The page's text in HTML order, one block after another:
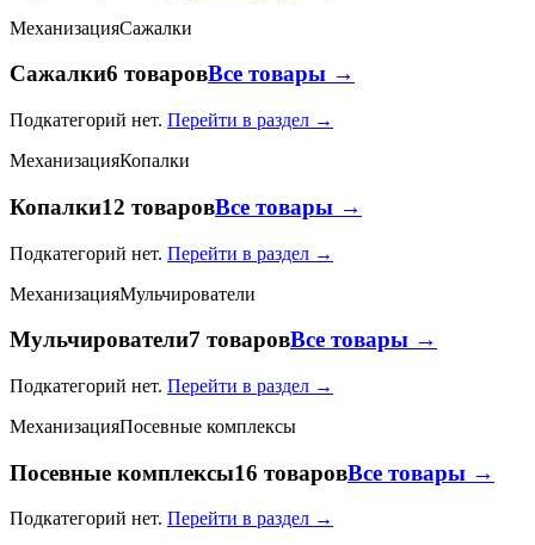
МеханизацияСажалки
Сажалки6 товаровВсе товары →
Подкатегорий нет. Перейти в раздел →
МеханизацияКопалки
Копалки12 товаровВсе товары →
Подкатегорий нет. Перейти в раздел →
МеханизацияМульчирователи
Мульчирователи7 товаровВсе товары →
Подкатегорий нет. Перейти в раздел →
МеханизацияПосевные комплексы
Посевные комплексы16 товаровВсе товары →
Подкатегорий нет. Перейти в раздел →